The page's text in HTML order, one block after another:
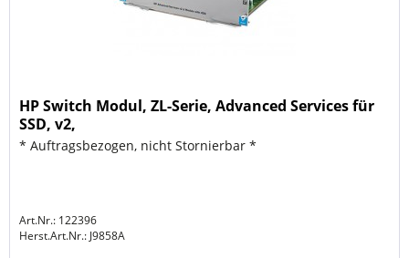
HP Switch Modul, ZL-Serie, Advanced Services für
SSD, v2,
* Auftragsbezogen, nicht Stornierbar *
Art.Nr.: 122396
Herst.Art.Nr.: J9858A